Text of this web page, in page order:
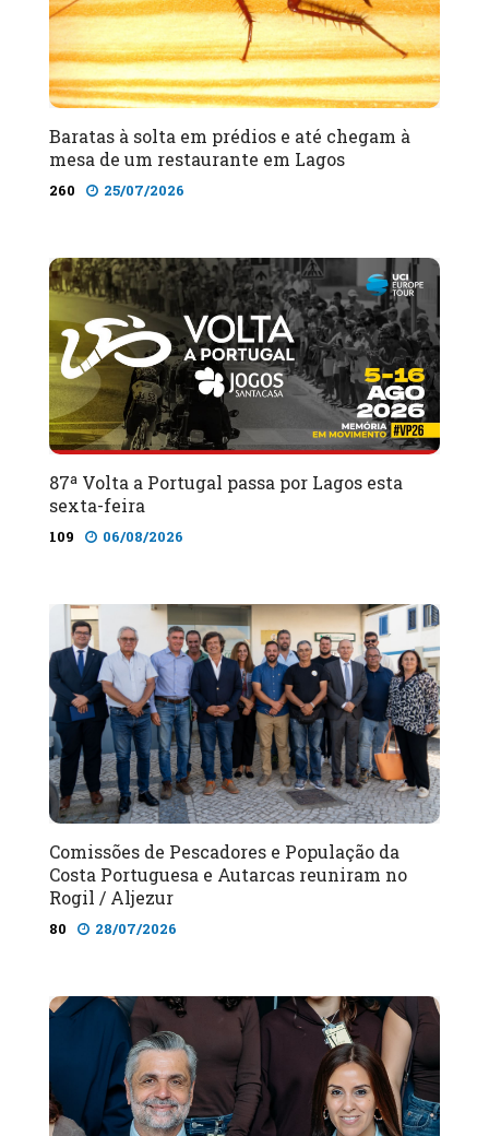
Baratas à solta em prédios e até chegam à
mesa de um restaurante em Lagos
260 25/07/2026
87ª Volta a Portugal passa por Lagos esta
sexta-feira
109 06/08/2026
Comissões de Pescadores e População da
Costa Portuguesa e Autarcas reuniram no
Rogil / Aljezur
80 28/07/2026